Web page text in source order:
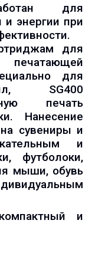
для
энергии при
для
печатающей
для
SG400
печать
Нанесение
сувениры и
и
футболоки,
мыши, обувь
компактный и